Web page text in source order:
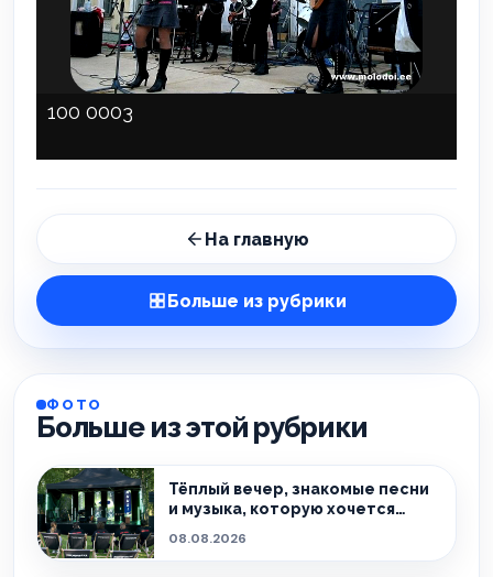
100 0003
На главную
Больше из рубрики
ФОТО
Больше из этой рубрики
Тёплый вечер, знакомые песни
и музыка, которую хочется
08.08.2026